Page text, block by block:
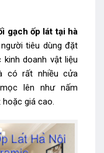
gạch ốp lát tại hà
tiêu dùng đặt
doanh vật liệu
có rất nhiều cửa
lên như nấm
giá cao.